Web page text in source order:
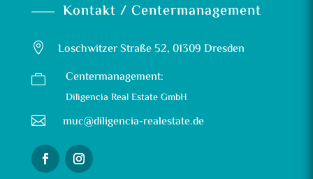
Kontakt / Centermanagement
 Loschwitzer Straße 52, 01309 Dresden
 Centermanagement:
Diligencia Real Estate GmbH
 muc@diligencia-realestate.de